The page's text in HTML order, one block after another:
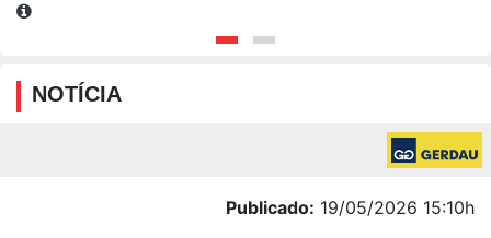
NOTÍCIA
Publicado: 19/05/2026 15:10h